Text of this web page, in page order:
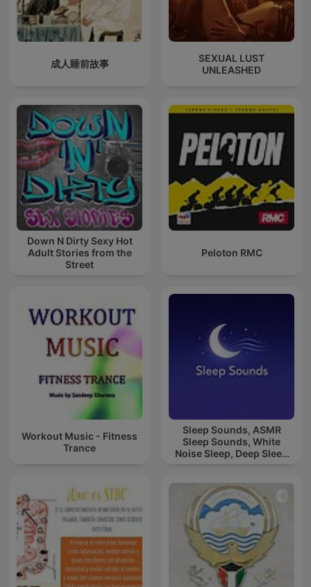
成人睡前故事
SEXUAL LUST
UNLEASHED
Down N Dirty Sexy Hot
Adult Stories from the
Street
Peloton RMC
Workout Music - Fitness
Trance
Sleep Sounds, ASMR
Sleep Sounds, White
Noise Sleep, Deep Sleep